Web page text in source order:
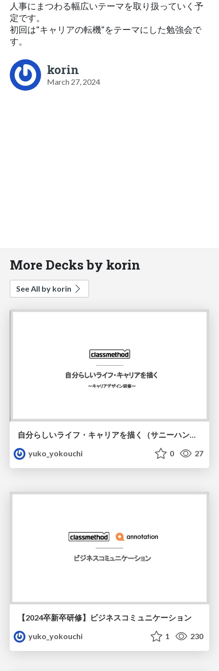
人事にまつわる幅広いテーマを取り扱っていく予
定です。
初回は"キャリアの転機"をテーマにした勉強会で
す。
korin
March 27, 2024
More Decks by korin
See All by korin
自分らしいライフ・キャリアを描く（サニーハンセンの4つのL）/carrier-4L
yuko_yokouchi
0 27
【2024卒新卒研修】ビジネスコミュニケーション
yuko_yokouchi
1 230